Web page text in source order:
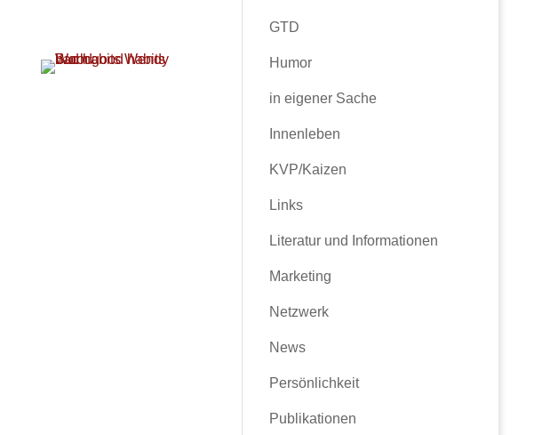
GTD
Humor
in eigener Sache
Innenleben
KVP/Kaizen
Links
Literatur und Informationen
Marketing
Netzwerk
News
Persönlichkeit
Publikationen